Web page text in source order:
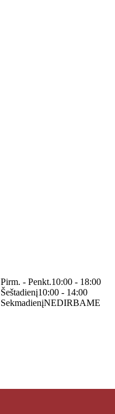
Pirm. - Penkt.10:00 - 18:00
Šeštadienį10:00 - 14:00
SekmadienįNEDIRBAME